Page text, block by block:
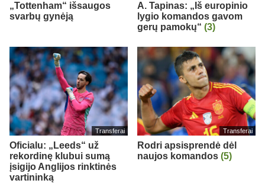
„Tottenham“ išsaugos
svarbų gynėją
A. Tapinas: „Iš europinio
lygio komandos gavom
gerų pamokų“ (3)
Transferai
Oficialu: „Leeds“ už
rekordinę klubui sumą
įsigijo Anglijos rinktinės
vartininką
Transferai
Rodri apsisprendė dėl
naujos komandos (5)